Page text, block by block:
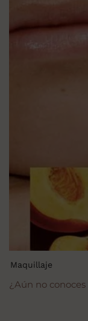
¿Aún no
Maquillaje